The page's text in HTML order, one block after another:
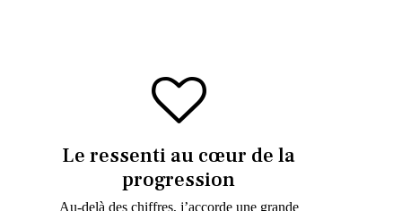
Le ressenti au cœur de la
progression
Au-delà des chiffres, j’accorde une grande